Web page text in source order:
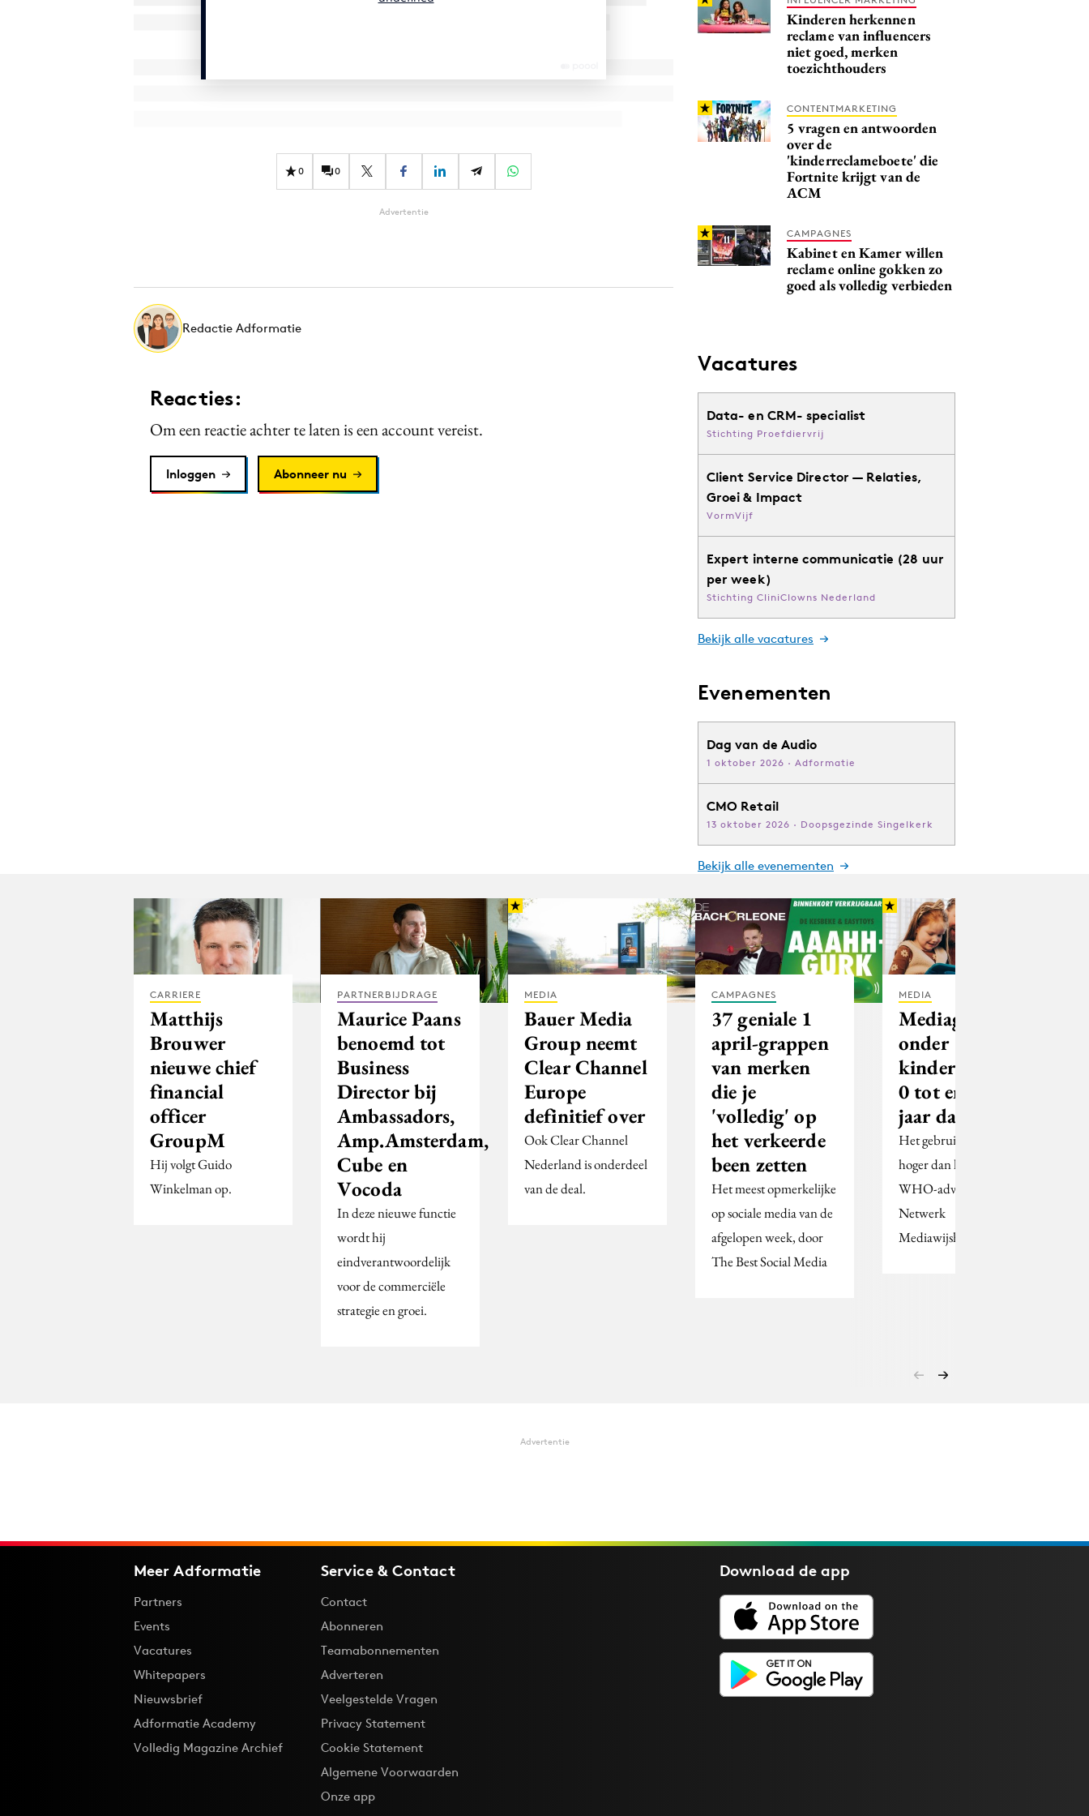
0 0
Advertentie
Redactie Adformatie
Reacties:
Om een reactie achter te laten is een account vereist.
Inloggen Abonneer nu
Kinderen herkennen
reclame van influencers
niet goed, merken
toezichthouders
CONTENTMARKETING
5 vragen en antwoorden
over de
'kinderreclameboete' die
Fortnite krijgt van de
ACM
CAMPAGNES
Kabinet en Kamer willen
reclame online gokken zo
goed als volledig verbieden
Vacatures
Data- en CRM- specialist
Stichting Proefdiervrij
Client Service Director — Relaties,
Groei & Impact
VormVijf
Expert interne communicatie (28 uur
per week)
Stichting CliniClowns Nederland
Bekijk alle vacatures
Evenementen
Dag van de Audio
1 oktober 2026 · Adformatie
CMO Retail
13 oktober 2026 · Doopsgezinde Singelkerk
Bekijk alle evenementen
CARRIERE
Matthijs
Brouwer
nieuwe chief
financial
officer
GroupM
Hij volgt Guido
Winkelman op.
PARTNERBIJDRAGE
Maurice Paans
benoemd tot
Business
Director bij
Ambassadors,
Amp.Amsterdam,
Cube en
Vocoda
In deze nieuwe functie
wordt hij
eindverantwoordelijk
voor de commerciële
strategie en groei.
MEDIA
Bauer Media
Group neemt
Clear Channel
Europe
definitief over
Ook Clear Channel
Nederland is onderdeel
van de deal.
CAMPAGNES
37 geniale 1
april-grappen
van merken
die je
'volledig' op
het verkeerde
been zetten
Het meest opmerkelijke
op sociale media van de
afgelopen week, door
The Best Social Media
MEDIA
Mediagebruik
onder
kinderen van
0 tot en met 6
jaar daalt
Het gebruik blijft wel
hoger dan het officiële
WHO-advies, zegt het
Netwerk
Mediawijsheid.
Advertentie
Meer Adformatie
Partners
Events
Vacatures
Whitepapers
Nieuwsbrief
Adformatie Academy
Volledig Magazine Archief
Service & Contact
Contact
Abonneren
Teamabonnementen
Adverteren
Veelgestelde Vragen
Privacy Statement
Cookie Statement
Algemene Voorwaarden
Onze app
Download deapp